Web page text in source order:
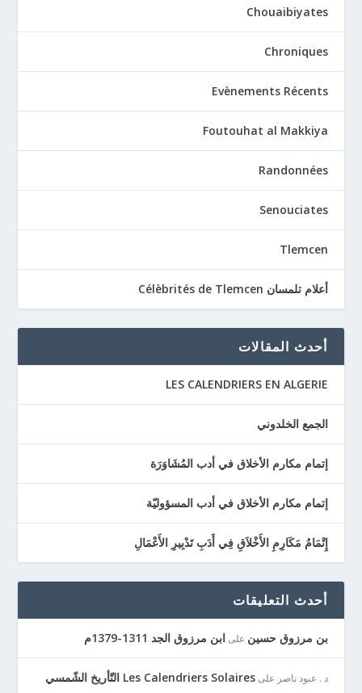
Chouaibiyates
Chroniques
Evènements Récents
Foutouhat al Makkiya
Randonnées
Senouciates
Tlemcen
أعلام تلمسان Célèbrités de Tlemcen
أحدث المقالات
LES CALENDRIERS EN ALGERIE
الجمع الخلدوني
إتمام مكارم الأخلاق في أدب المُشَاوَرَة
إتمام مكارم الأخلاق في أدب المسؤوليّة
إِتْمَامُ مَكَارِمِ الأَخْلاَقِ فِي أَدَبِ تَدْبِيرِ الأَعْمَالِ
أحدث التعليقات
بن مرزوق حسين على ابن مرزوق الجد 1311-1379م
د . عبود ناصر علىLes Calendriers Solaires التّأريخ الشّمسي